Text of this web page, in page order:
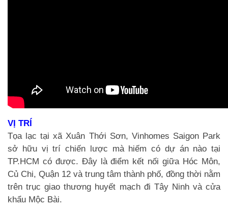
VỊ TRÍ
Tọa lạc tại xã Xuân Thới Sơn, Vinhomes Saigon Park
sở hữu vị trí chiến lược mà hiếm có dự án nào tại
TP.HCM có được. Đây là điểm kết nối giữa Hóc Môn,
Củ Chi, Quận 12 và trung tâm thành phố, đồng thời nằm
trên trục giao thương huyết mạch đi Tây Ninh và cửa
khẩu Mộc Bài.